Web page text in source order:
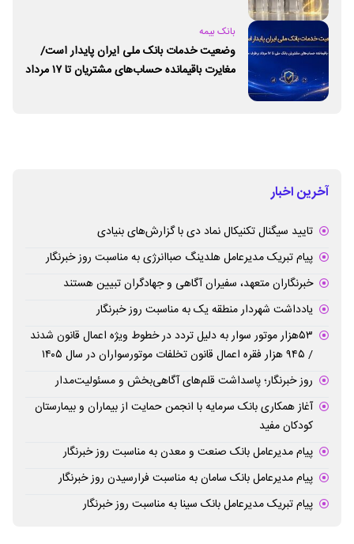
بانک بیمه
وضعیت خدمات بانک ملی ایران پایدار است/
مغایرت‌ باقیمانده حساب‌های مشتریان تا ۱۷ مرداد
آخرین اخبار
تایید سیگنال تکنیکال نماد دی با گزارش‌های بنیادی
پیام تبریک مدیرعامل هلدینگ صباانرژی به مناسبت روز خبرنگار
خبرنگاران متعهد، سفیران آگاهی و جهادگران تبیین هستند
یادداشت شهردار منطقه یک به مناسبت روز خبرنگار
۵۳هزار موتور سوار به دلیل تردد در خطوط ویژه اعمال قانون شدند
/ ۹۴۵ هزار فقره اعمال قانون تخلفات موتورسواران در سال ۱۴۰۵
روز خبرنگار؛ پاسداشت قلم‌های آگاهی‌بخش و مسئولیت‌مدار
آغاز همکاری بانک سرمایه با انجمن حمایت از بیماران و بیمارستان
کودکان مفید
پیام مدیرعامل بانک صنعت و معدن به مناسبت روز خبرنگار
پیام مدیرعامل بانک سامان به مناسبت فرارسیدن روز خبرنگار
پیام تبریک مدیرعامل بانک سینا به مناسبت روز خبرنگار